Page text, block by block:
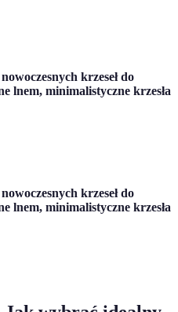
krzeseł do
lnem, minimalistyczne krzesła
krzeseł do
lnem, minimalistyczne krzesła